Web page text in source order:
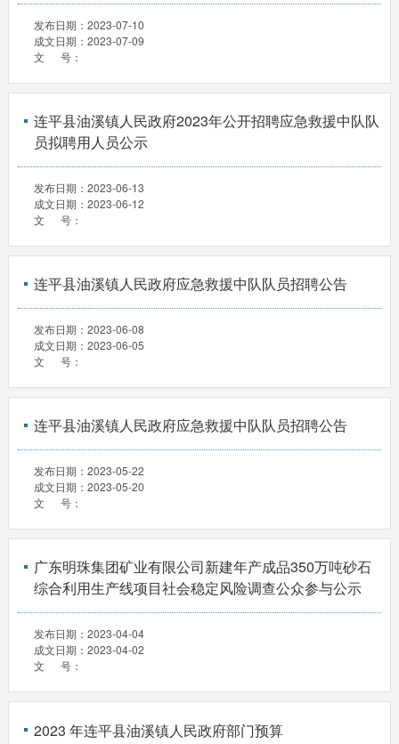
发布日期： 2023-07-10
成文日期： 2023-07-09
文 号：
连平县油溪镇人民政府2023年公开招聘应急救援中队队
员拟聘用人员公示
发布日期： 2023-06-13
成文日期： 2023-06-12
文 号：
连平县油溪镇人民政府应急救援中队队员招聘公告
发布日期： 2023-06-08
成文日期： 2023-06-05
文 号：
连平县油溪镇人民政府应急救援中队队员招聘公告
发布日期： 2023-05-22
成文日期： 2023-05-20
文 号：
广东明珠集团矿业有限公司新建年产成品350万吨砂石
综合利用生产线项目社会稳定风险调查公众参与公示
发布日期： 2023-04-04
成文日期： 2023-04-02
文 号：
2023 年连平县油溪镇人民政府部门预算